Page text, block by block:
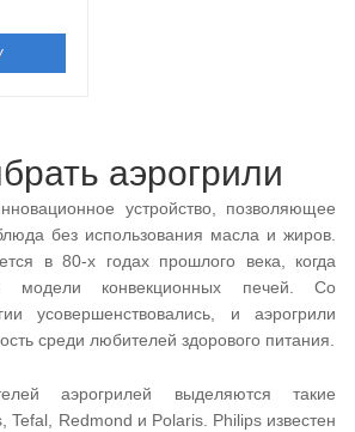
аэрогрили
устройство, позволяющее
без использования масла и жиров.
в 80-х годах прошлого века, когда
модели конвекционных печей. Со
усовершенствовались, и аэрогрили
среди любителей здорового питания.
аэрогрилей выделяются такие
Tefal, Redmond и Polaris. Philips известен